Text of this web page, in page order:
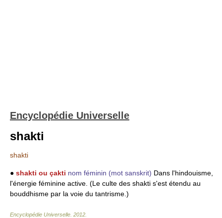
Encyclopédie Universelle
shakti
shakti
● shakti ou çakti nom féminin (mot sanskrit) Dans l'hindouisme,
l'énergie féminine active. (Le culte des shakti s'est étendu au
bouddhisme par la voie du tantrisme.)
Encyclopédie Universelle 2012